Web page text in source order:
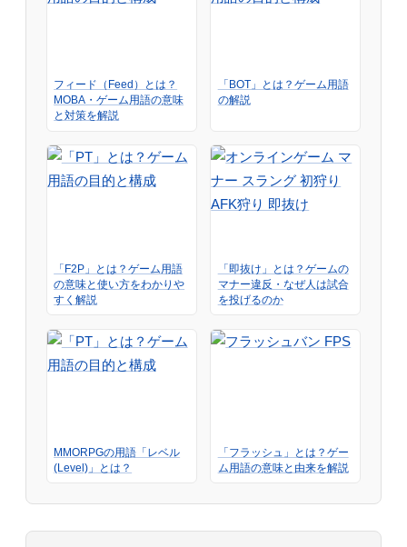
フィード（Feed）とは？
MOBA・ゲーム用語の意味
と対策を解説
「BOT」とは？ゲーム用語
の解説
「F2P」とは？ゲーム用語
の意味と使い方をわかりや
すく解説
「即抜け」とは？ゲームの
マナー違反・なぜ人は試合
を投げるのか
MMORPGの用語「レベル
(Level)」とは？
「フラッシュ」とは？ゲー
ム用語の意味と由来を解説